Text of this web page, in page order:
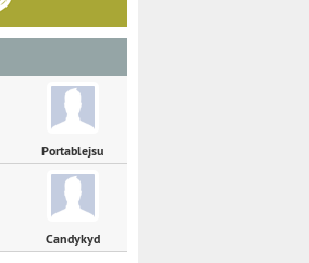
Portablejsu
Candykyd